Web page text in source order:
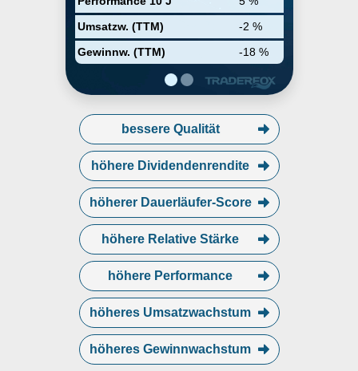
Umsatzw. (TTM)
-2 %
Gewinnw. (TTM)
-18 %
bessere Qualität
höhere Dividendenrendite
höherer Dauerläufer-Score
höhere Relative Stärke
höhere Performance
höheres Umsatzwachstum
höheres Gewinnwachstum